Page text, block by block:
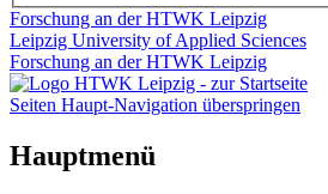
Forschung an der HTWK Leipzig
Leipzig University of Applied Sciences
Forschung an der HTWK Leipzig
Seiten Haupt-Navigation überspringen
Hauptmenü